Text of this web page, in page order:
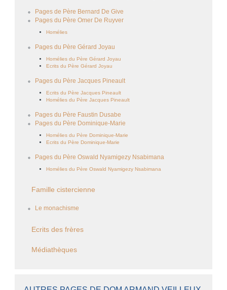
Pages de Père Bernard De Give
Pages du Père Omer De Ruyver
Homélies
Pages du Père Gérard Joyau
Homélies du Père Gérard Joyau
Ecrits du Père Gérard Joyau
Pages du Père Jacques Pineault
Ecrits du Père Jacques Pineault
Homélies du Père Jacques Pineault
Pages du Père Faustin Dusabe
Pages du Père Dominique-Marie
Homélies du Père Dominique-Marie
Ecrits du Père Dominique-Marie
Pages du Père Oswald Nyamigezy Nsabimana
Homélies du Père Oswald Nyamigezy Nsabimana
Famille cistercienne
Le monachisme
Ecrits des frères
Médiathèques